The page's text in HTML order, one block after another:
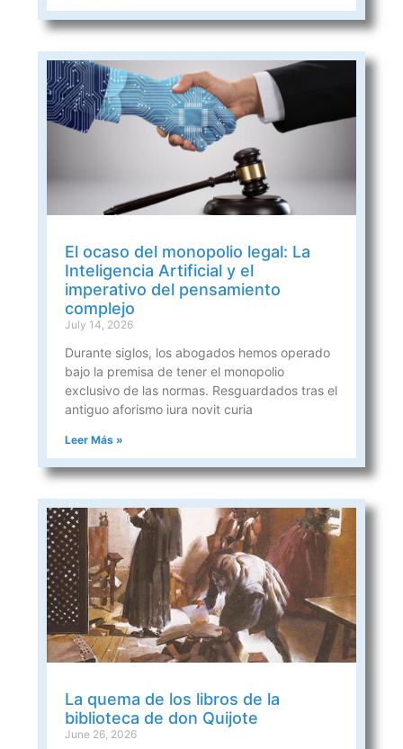
El ocaso del monopolio legal: La
Inteligencia Artificial y el
imperativo del pensamiento
complejo
July 14, 2026
Durante siglos, los abogados hemos operado
bajo la premisa de tener el monopolio
exclusivo de las normas. Resguardados tras el
antiguo aforismo iura novit curia
Leer Más »
La quema de los libros de la
biblioteca de don Quijote
June 26, 2026